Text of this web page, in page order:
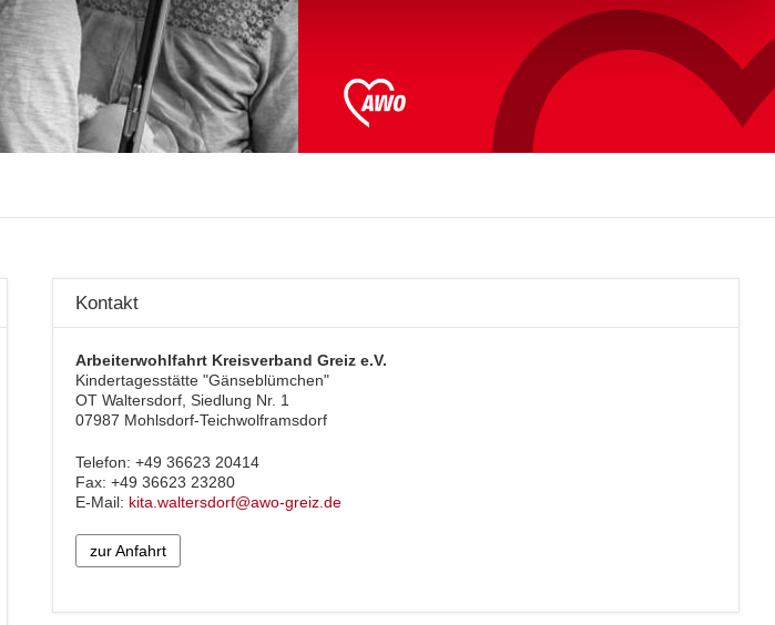
Kontakt
Arbeiterwohlfahrt Kreisverband Greiz e.V.
Kindertagesstätte "Gänseblümchen"
OT Waltersdorf, Siedlung Nr. 1
07987 Mohlsdorf-Teichwolframsdorf
Telefon: +49 36623 20414
Fax: +49 36623 23280
E-Mail: kita.waltersdorf@awo-greiz.de
zur Anfahrt